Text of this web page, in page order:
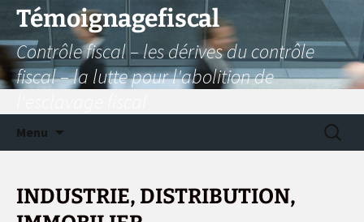
Aller
contenu
Témoignagefiscal
Contrôle fiscal – les dérives du contrôle
fiscal – la lutte pour l'abolition de
Menu
INDUSTRIE, DISTRIBUTION,